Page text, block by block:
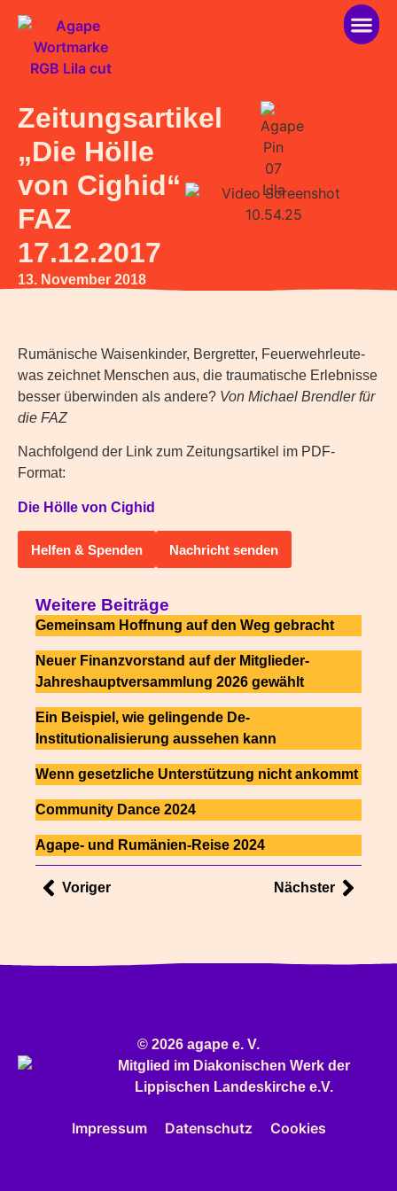
Zeitungsartikel
„Die Hölle
von Cighid“
FAZ
17.12.2017
13. November 2018
Rumänische Waisenkinder, Bergretter, Feuerwehrleute-
was zeichnet Menschen aus, die traumatische Erlebnisse
besser überwinden als andere? Von Michael Brendler für
die FAZ
Nachfolgend der Link zum Zeitungsartikel im PDF-
Format:
Die Hölle von Cighid
Helfen & Spenden Nachricht senden
Weitere Beiträge
Gemeinsam Hoffnung auf den Weg gebracht
Neuer Finanzvorstand auf der Mitglieder-
Jahreshauptversammlung 2026 gewählt
Ein Beispiel, wie gelingende De-
Institutionalisierung aussehen kann
Wenn gesetzliche Unterstützung nicht ankommt
Community Dance 2024
Agape- und Rumänien-Reise 2024
Voriger Nächster
© 2026 agape e. V.
Mitglied im Diakonischen Werk der
Lippischen Landeskirche e.V.
Impressum Datenschutz Cookies